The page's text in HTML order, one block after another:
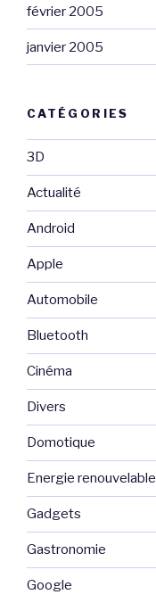
février 2005
janvier 2005
CATÉGORIES
3D
Actualité
Android
Apple
Automobile
Bluetooth
Cinéma
Divers
Domotique
Energie renouvelable
Gadgets
Gastronomie
Google